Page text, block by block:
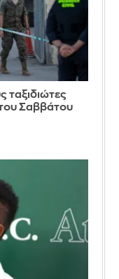
ταξιδιώτες
Σαββάτου